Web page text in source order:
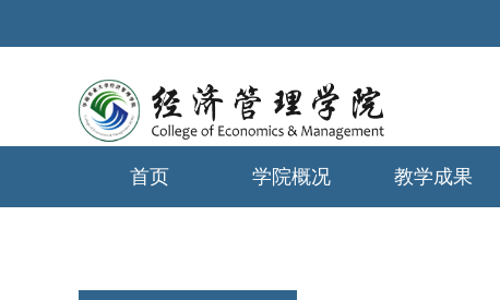
首页 学院概况 教学成果